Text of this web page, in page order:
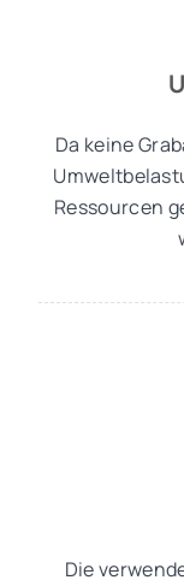
Da keine
Ressourcen
Die